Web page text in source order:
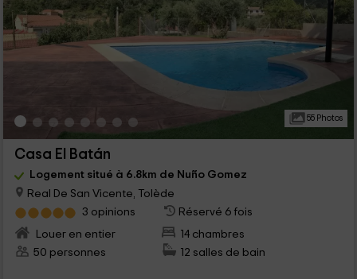
55 Photos
Casa El Batán
Logement situé à 6.8km de Nuño Gomez
Real De San Vicente, Tolède
3 opinions
Réservé 6 fois
Louer en entier
14 chambres
50 personnes
12 salles de bain